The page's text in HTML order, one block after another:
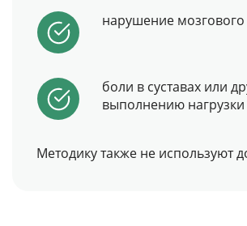
нарушение
боли в суставах или
выполнению нагрузки
Методику также не используют